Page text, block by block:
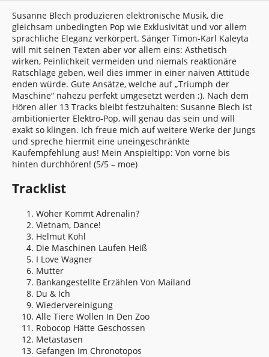
Susanne Blech produzieren elektronische Musik, die
gleichsam unbedingten Pop wie Exklusivität und vor allem
sprachliche Eleganz verkörpert. Sänger Timon-Karl Kaleyta
will mit seinen Texten aber vor allem eins: Ästhetisch
wirken, Peinlichkeit vermeiden und niemals reaktionäre
Ratschläge geben, weil dies immer in einer naiven Attitüde
enden würde. Gute Ansätze, welche auf „Triumph der
Maschine“ nahezu perfekt umgesetzt werden ;). Nach dem
Hören aller 13 Tracks bleibt festzuhalten: Susanne Blech ist
ambitionierter Elektro-Pop, will genau das sein und will
exakt so klingen. Ich freue mich auf weitere Werke der Jungs
und spreche hiermit eine uneingeschränkte
Kaufempfehlung aus! Mein Anspieltipp: Von vorne bis
hinten durchhören! (5/5 – moe)
Tracklist
Woher Kommt Adrenalin?
Vietnam, Dance!
Helmut Kohl
Die Maschinen Laufen Heiß
I Love Wagner
Mutter
Bankangestellte Erzählen Von Mailand
Du & Ich
Wiedervereinigung
Alle Tiere Wollen In Den Zoo
Robocop Hätte Geschossen
Metastasen
Gefangen Im Chronotopos